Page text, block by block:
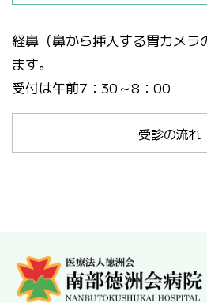
経鼻（鼻から挿入する胃カメラ
ます。
受付は午前7：30～8：00
受診の流れ